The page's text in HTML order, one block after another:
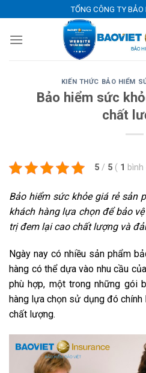
to
content
TỔNG CÔNG TY
KIẾN THỨC BẢO HIỂM
Bảo hiểm sức
chất
5 / 5 ( 1
Bảo hiểm sức khỏe giá rẻ sản
khách hàng lựa chọn để bảo
trị đem lại cao chất lượng và
Ngày nay có nhiều sản phẩm
hàng có thể dựa vào nhu cầu
phù hợp, một trong những gói
hàng lựa chọn sử dụng đó
chất lượng.